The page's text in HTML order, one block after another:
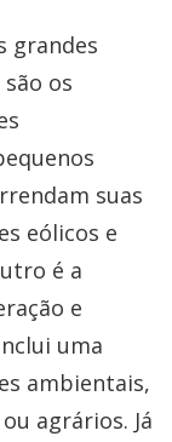
grandes
os
suas
eólicos e
é a
e
uma
ambientais,
agrários. Já